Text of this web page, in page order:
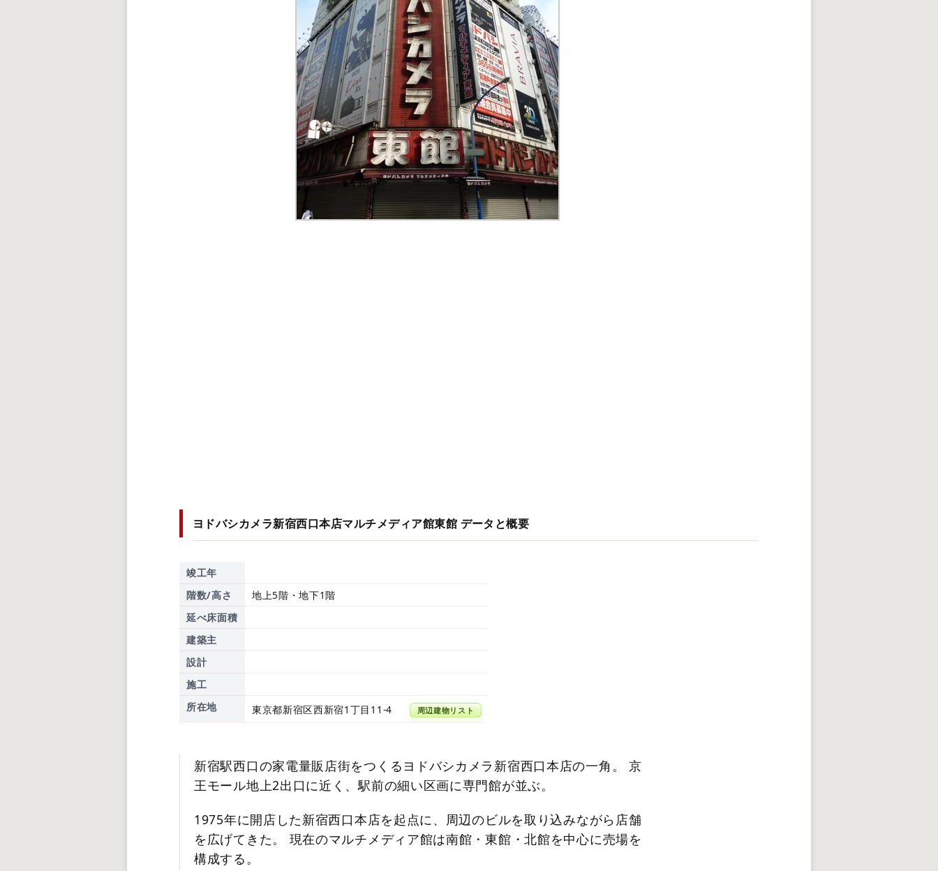
ヨドバシカメラ新宿西口本店マルチメディア館東館 データと概要
竣工年
階数/高さ
地上5階・地下1階
延べ床面積
建築主
設計
施工
所在地
東京都新宿区西新宿1丁目11-4 周辺建物リスト
新宿駅西口の家電量販店街をつくるヨドバシカメラ新宿西口本店の一角。 京
王モール地上2出口に近く、駅前の細い区画に専門館が並ぶ。
1975年に開店した新宿西口本店を起点に、周辺のビルを取り込みながら店舗
を広げてきた。 現在のマルチメディア館は南館・東館・北館を中心に売場を
構成する。